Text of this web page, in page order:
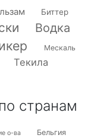
Биттер
Водка
Мескаль
Текила
странам
о-ва Бельгия